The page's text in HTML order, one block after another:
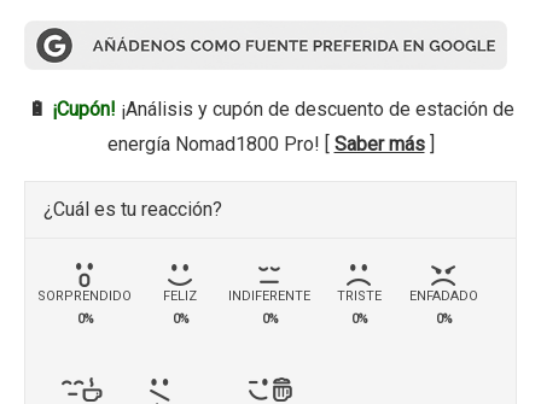
🔋 ¡Cupón! ¡Análisis y cupón de descuento de estación de
energía Nomad1800 Pro! [ Saber más]
¿Cuál es tu reacción?
SORPRENDIDO
0%
FELIZ
0%
INDIFERENTE
0%
TRISTE
0%
ENFADADO
0%